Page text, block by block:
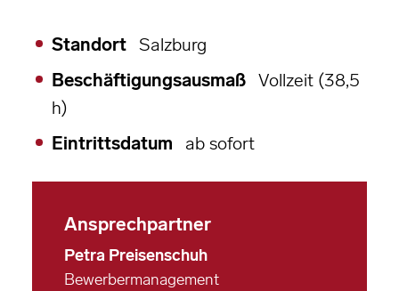
Standort Salzburg
Beschäftigungsausmaß Vollzeit (38,5
h)
Eintrittsdatum
ab sofort
Ansprechpartner
Petra Preisenschuh
Bewerbermanagement